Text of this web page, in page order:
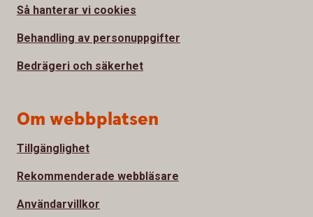
Så hanterar vi cookies
Behandling av personuppgifter
Bedrägeri och säkerhet
Om webbplatsen
Tillgänglighet
Rekommenderade webbläsare
Användarvillkor